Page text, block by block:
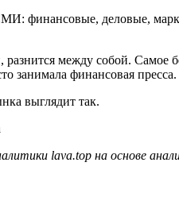
финансовые, деловые,
между собой. Самое
занимала финансовая
выглядит так.
lava.top на основе